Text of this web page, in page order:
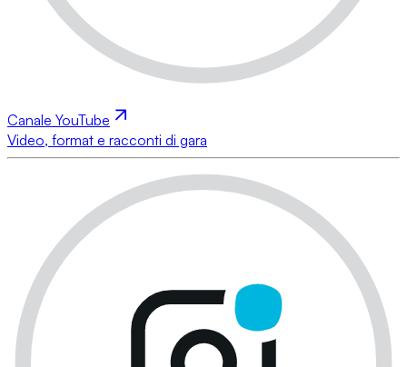
Canale YouTube
Video, format e racconti di gara